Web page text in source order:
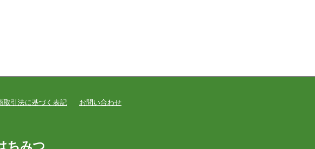
取引法に基づく表記 お問い合わせ
ちみつ